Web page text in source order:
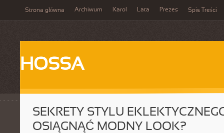
Strona główna Archiwum Karol Lata Prezes Spis Treści
HOSSA
SEKRETY STYLU
OSIĄGNĄĆ MODNY LOOK?